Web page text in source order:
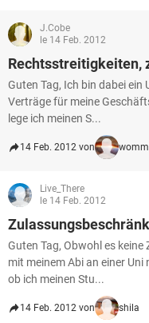
J.Cobe
le 14 Feb. 2012
Rechtsstreitigkeiten,
Guten Tag, Ich bin dabei
Verträge für meine
lege ich meinen S...
14 Feb. 2012 von
Live_There
le 14 Feb. 2012
Guten Tag, Obwohl es
mit meinem Abi an einer
ob ich meinen Stu...
14 Feb. 2012 von shila